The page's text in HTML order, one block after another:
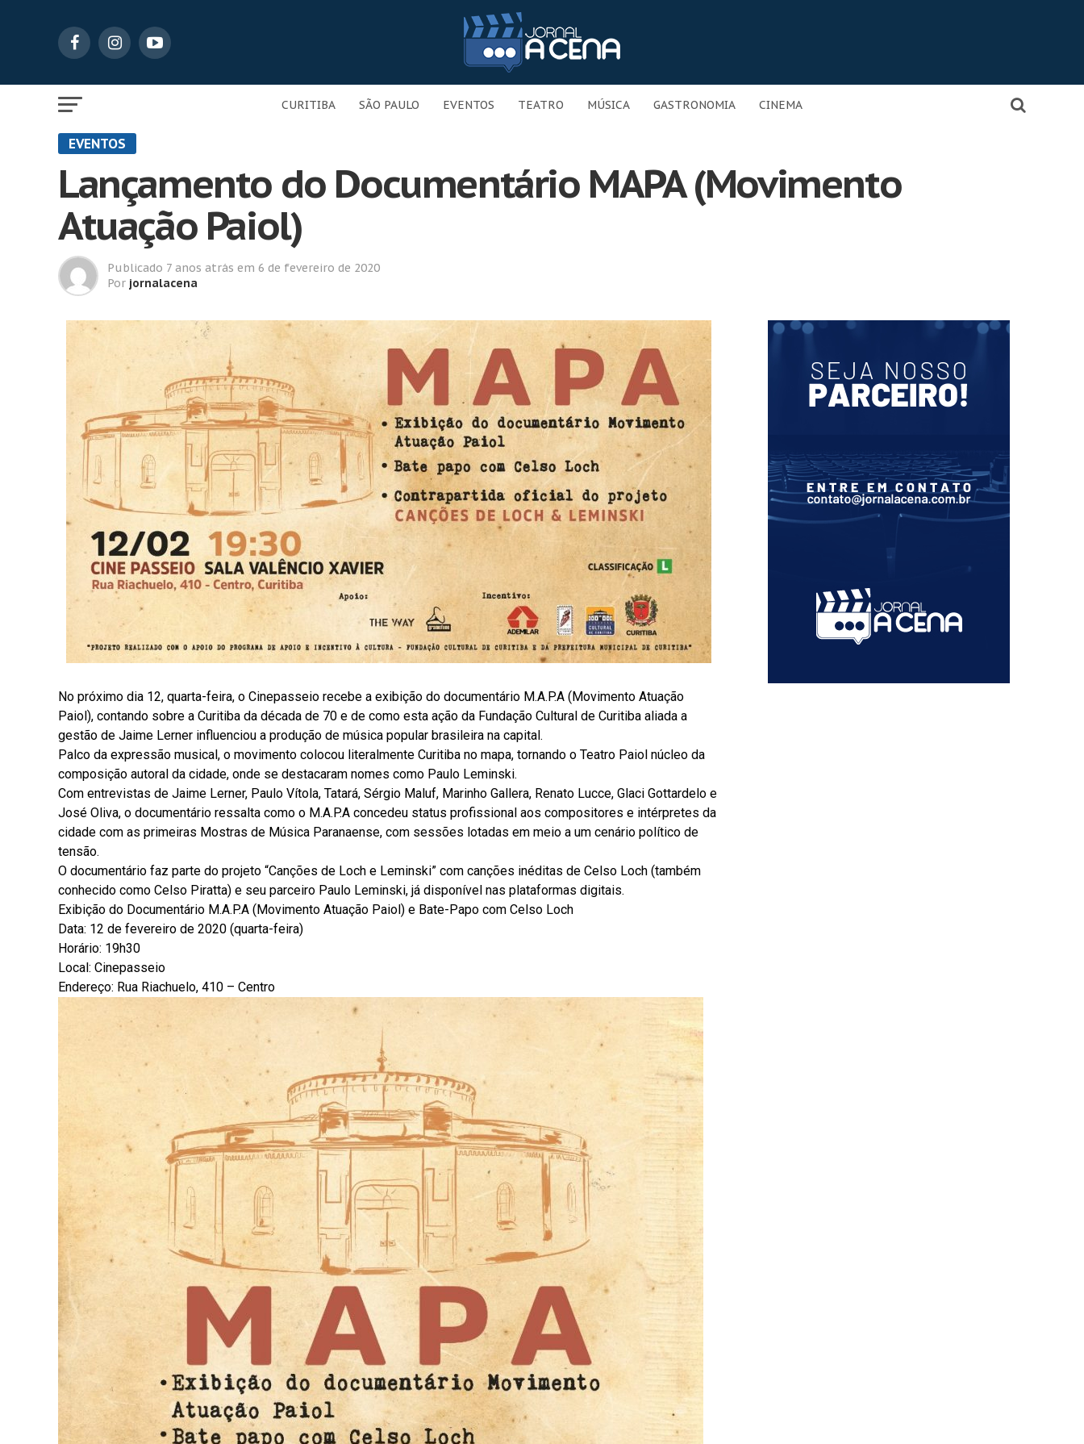
CURITIBA SÃO PAULO EVENTOS TEATRO MÚSICA GASTRONOMIA CINEMA
EVENTOS
Lançamento do Documentário MAPA (Movimento
Atuação Paiol)
Publicado 7 anos atrás em 6 de fevereiro de 2020
Por jornalacena
No próximo dia 12, quarta-feira, o Cinepasseio recebe a exibição do documentário M.A.P.A (Movimento Atuação
Paiol), contando sobre a Curitiba da década de 70 e de como esta ação da Fundação Cultural de Curitiba aliada a
gestão de Jaime Lerner influenciou a produção de música popular brasileira na capital.
Palco da expressão musical, o movimento colocou literalmente Curitiba no mapa, tornando o Teatro Paiol núcleo da
composição autoral da cidade, onde se destacaram nomes como Paulo Leminski.
Com entrevistas de Jaime Lerner, Paulo Vítola, Tatará, Sérgio Maluf, Marinho Gallera, Renato Lucce, Glaci Gottardelo e
José Oliva, o documentário ressalta como o M.A.P.A concedeu status profissional aos compositores e intérpretes da
cidade com as primeiras Mostras de Música Paranaense, com sessões lotadas em meio a um cenário político de
tensão.
O documentário faz parte do projeto “Canções de Loch e Leminski” com canções inéditas de Celso Loch (também
conhecido como Celso Piratta) e seu parceiro Paulo Leminski, já disponível nas plataformas digitais.
Exibição do Documentário M.A.P.A (Movimento Atuação Paiol) e Bate-Papo com Celso Loch
Data: 12 de fevereiro de 2020 (quarta-feira)
Horário: 19h30
Local: Cinepasseio
Endereço: Rua Riachuelo, 410 – Centro